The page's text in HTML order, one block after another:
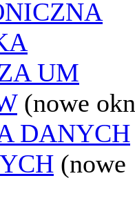
UM
(nowe
DANYCH
(nowe